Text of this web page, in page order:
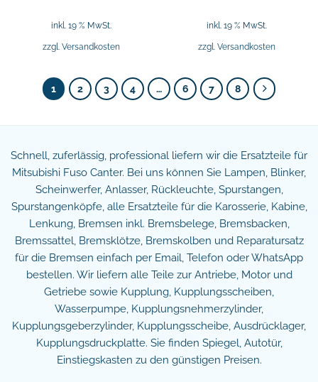
inkl. 19 % MwSt.
zzgl. Versandkosten
inkl. 19 % MwSt.
zzgl. Versandkosten
1 2 3 4 … 6 7 8
Schnell, zuferlässig, professional liefern wir die Ersatzteile für
Mitsubishi Fuso Canter. Bei uns können Sie Lampen, Blinker,
Scheinwerfer, Anlasser, Rückleuchte, Spurstangen,
Spurstangenköpfe, alle Ersatzteile für die Karosserie, Kabine,
Lenkung, Bremsen inkl. Bremsbelege, Bremsbacken,
Bremssattel, Bremsklötze, Bremskolben und Reparatursatz
für die Bremsen einfach per Email, Telefon oder WhatsApp
bestellen. Wir liefern alle Teile zur Antriebe, Motor und
Getriebe sowie Kupplung, Kupplungsscheiben,
Wasserpumpe, Kupplungsnehmerzylinder,
Kupplungsgeberzylinder, Kupplungsscheibe, Ausdrücklager,
Kupplungsdruckplatte. Sie finden Spiegel, Autotür,
Einstiegskasten zu den günstigen Preisen.